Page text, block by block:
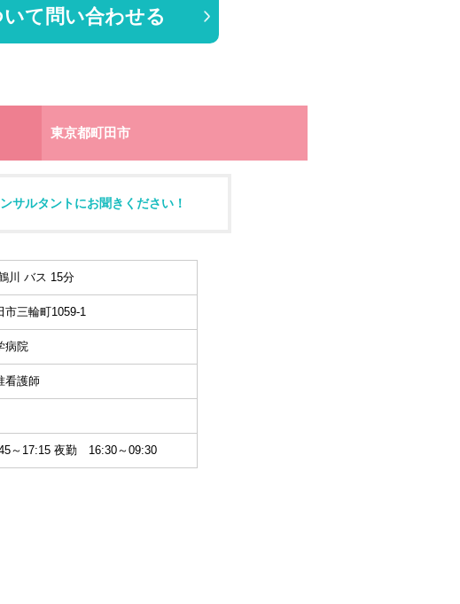
て問い合わせる
東京都町田市
サルタントにお聞きください！
川 バス 15分
市三輪町1059-1
病院
看護師
～17:15 夜勤 16:30～09:30